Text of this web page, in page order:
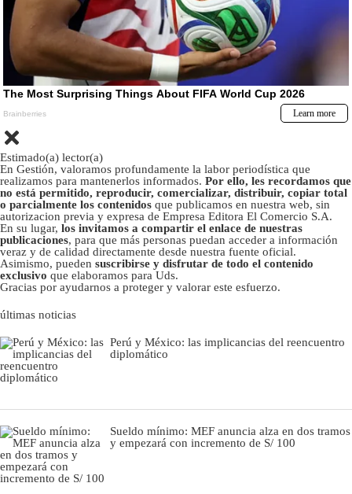
Estimado(a) lector(a)
En Gestión, valoramos profundamente la labor periodística que
realizamos para mantenerlos informados. Por ello, les recordamos que
no está permitido, reproducir, comercializar, distribuir, copiar total
o parcialmente los contenidos que publicamos en nuestra web, sin
autorizacion previa y expresa de Empresa Editora El Comercio S.A.
En su lugar, los invitamos a compartir el enlace de nuestras
publicaciones, para que más personas puedan acceder a información
veraz y de calidad directamente desde nuestra fuente oficial.
Asimismo, pueden suscribirse y disfrutar de todo el contenido
exclusivo que elaboramos para Uds.
Gracias por ayudarnos a proteger y valorar este esfuerzo.
últimas noticias
Perú y México: las implicancias del reencuentro
diplomático
Sueldo mínimo: MEF anuncia alza en dos tramos
y empezará con incremento de S/ 100